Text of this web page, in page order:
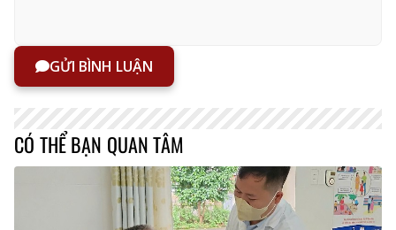
GỬI BÌNH LUẬN
CÓ THỂ BẠN QUAN TÂM